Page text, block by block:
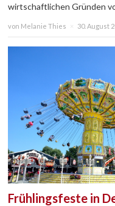
wirtschaftlichen Gründen
von Melanie Thies 30. August
Frühlingsfeste in